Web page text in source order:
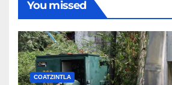
You missed
COATZINTLA